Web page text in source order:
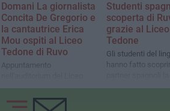
Domani La giornalista
Concita De Gregorio e
la cantautrice Erica
Mou ospiti al Liceo
Tedone di Ruvo
Appuntamento
ruvese
Studenti
scoperta di
grazie al Liceo
Tedone
Gli studenti del
hanno fatto
Cattedrale ruvese